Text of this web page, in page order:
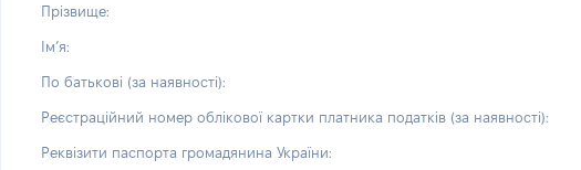
Прізвище:
Імʼя:
По батькові (за наявності):
Реєстраційний номер облікової картки платника податків (за наявності):
Реквізити паспорта громадянина України: